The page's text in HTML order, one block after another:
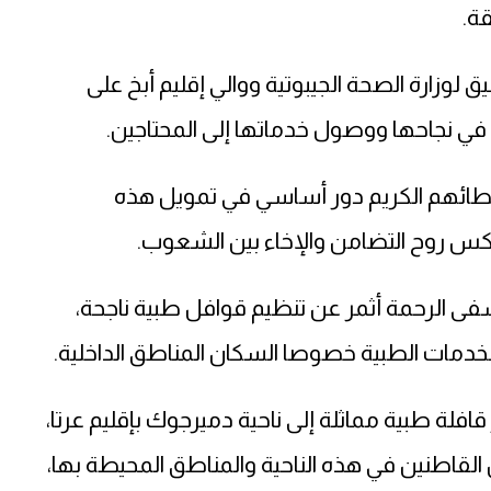
الصحة الجيبوتية ووالي إقليم أبخ على
نجاحها ووصول خدماتها إلى المحتاجين.
الكريم دور أساسي في تمويل هذه
روح التضامن والإخاء بين الشعوب.
الرحمة أثمر عن تنظيم قوافل طبية ناجحة،
الطبية خصوصا السكان المناطق الداخلية.
طبية مماثلة إلى ناحية دميرجوك بإقليم عرتا،
في هذه الناحية والمناطق المحيطة بها،